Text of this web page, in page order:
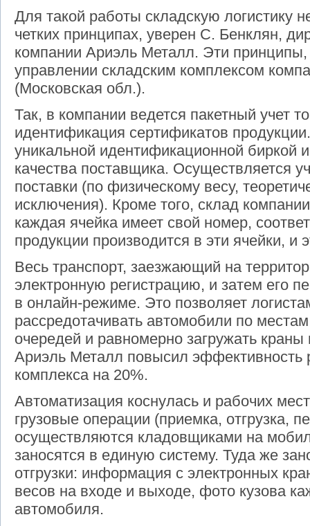
Для такой работы складскую логистику
четких принципах, уверен С. Бенклян,
компании Ариэль Металл. Эти
управлении складским комплексом
(Московская обл.).
Так, в компании ведется пакетный учет
идентификация сертификатов
уникальной идентификационной биркой
качества поставщика. Осуществляется
поставки (по физическому весу,
исключения). Кроме того, склад
каждая ячейка имеет свой номер,
продукции производится в эти ячейки, и
Весь транспорт, заезжающий на
электронную регистрацию, и затем его
в онлайн-режиме. Это позволяет
рассредотачивать автомобили по
очередей и равномерно загружать
Ариэль Металл повысил эффективность
комплекса на 20%.
Автоматизация коснулась и рабочих
грузовые операции (приемка, отгрузка,
осуществляются кладовщиками на
заносятся в единую систему. Туда же
отгрузки: информация с электронных
весов на входе и выходе, фото кузова
автомобиля.